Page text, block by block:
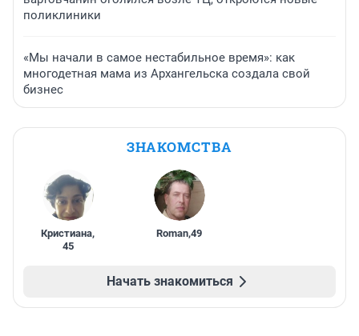
поликлиники
«Мы начали в самое нестабильное время»: как
многодетная мама из Архангельска создала свой
бизнес
ЗНАКОМСТВА
Кристиана,
45
Roman,49
Начать знакомиться